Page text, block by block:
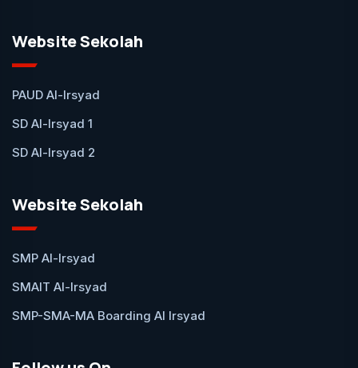
Website Sekolah
PAUD Al-Irsyad
SD Al-Irsyad 1
SD Al-Irsyad 2
Website Sekolah
SMP Al-Irsyad
SMAIT Al-Irsyad
SMP-SMA-MA Boarding Al Irsyad